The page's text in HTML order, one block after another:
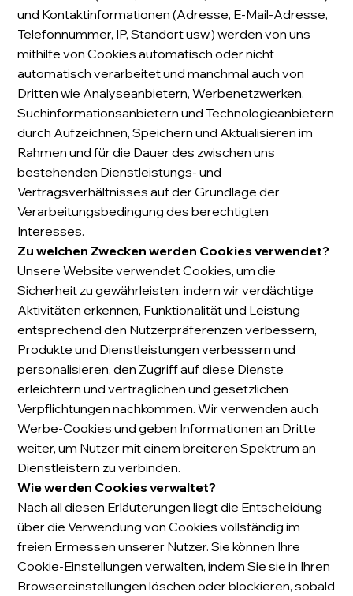
und Kontaktinformationen (Adresse, E-Mail-Adresse,
Telefonnummer, IP, Standort usw.) werden von uns
mithilfe von Cookies automatisch oder nicht
automatisch verarbeitet und manchmal auch von
Dritten wie Analyseanbietern, Werbenetzwerken,
Suchinformationsanbietern und Technologieanbietern
durch Aufzeichnen, Speichern und Aktualisieren im
Rahmen und für die Dauer des zwischen uns
bestehenden Dienstleistungs- und
Vertragsverhältnisses auf der Grundlage der
Verarbeitungsbedingung des berechtigten
Interesses.
Zu welchen Zwecken werden Cookies verwendet?
Unsere Website verwendet Cookies, um die
Sicherheit zu gewährleisten, indem wir verdächtige
Aktivitäten erkennen, Funktionalität und Leistung
entsprechend den Nutzerpräferenzen verbessern,
Produkte und Dienstleistungen verbessern und
personalisieren, den Zugriff auf diese Dienste
erleichtern und vertraglichen und gesetzlichen
Verpflichtungen nachkommen. Wir verwenden auch
Werbe-Cookies und geben Informationen an Dritte
weiter, um Nutzer mit einem breiteren Spektrum an
Dienstleistern zu verbinden.
Wie werden Cookies verwaltet?
Nach all diesen Erläuterungen liegt die Entscheidung
über die Verwendung von Cookies vollständig im
freien Ermessen unserer Nutzer. Sie können Ihre
Cookie-Einstellungen verwalten, indem Sie sie in Ihren
Browsereinstellungen löschen oder blockieren, sobald